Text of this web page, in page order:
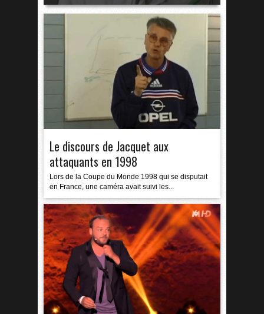
Le discours de Jacquet aux
attaquants en 1998
Lors de la Coupe du Monde 1998 qui se disputait
en France, une caméra avait suivi les...